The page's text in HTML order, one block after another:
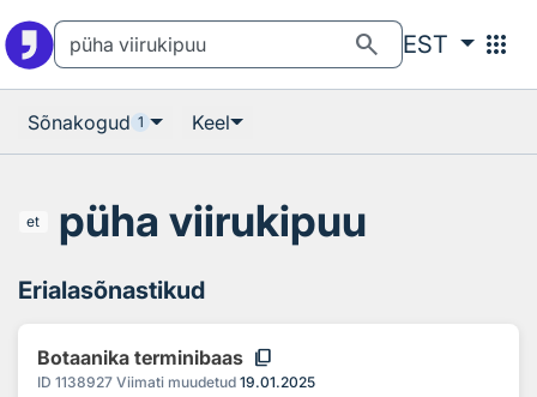
search EST apps
Sõnakogud 1 Keel
et püha viirukipuu
Erialasõnastikud
Botaanika terminibaas content_copy
ID 1138927 Viimati muudetud 19.01.2025